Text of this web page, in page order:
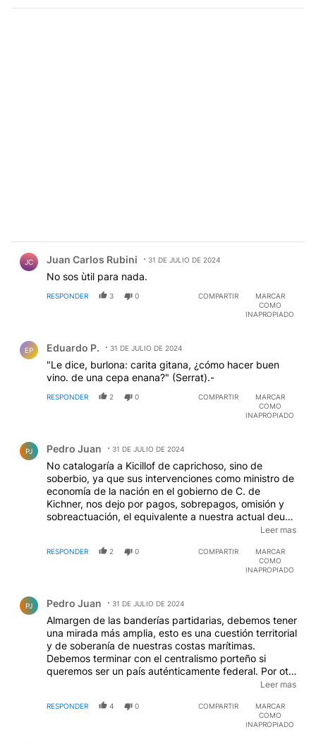
JC Juan Carlos Rubini 31 DE JULIO DE 2024
No sos ùtil para nada.
RESPONDER 3 0 COMPARTIR
MARCAR
COMO
INAPROPIADO
EP Eduardo P. 31 DE JULIO DE 2024
"Le dice, burlona: carita gitana, ¿cómo hacer buen
vino. de una cepa enana?" (Serrat).-
RESPONDER 2 0 COMPARTIR
MARCAR
COMO
INAPROPIADO
PJ Pedro Juan 31 DE JULIO DE 2024
No catalogaría a Kicillof de caprichoso, sino de
soberbio, ya que sus intervenciones como ministro de
economía de la nación en el gobierno de C. de
Kichner, nos dejo por pagos, sobrepagos, omisión y
sobreactuación, el equivalente a nuestra actual deuda
repita el mismo error en perjuicio de la provincia que
Leer mas
RESPONDER 2 0 COMPARTIR
MARCAR
COMO
INAPROPIADO
PJ Pedro Juan 31 DE JULIO DE 2024
Almargen de las banderías partidarias, debemos tener
una mirada más amplia, esto es una cuestión territorial
y de soberanía de nuestras costas marítimas.
Debemos terminar con el centralismo porteño si
queremos ser un país auténticamente federal. Por otro
lado es el primer puerto de envergadura que se
terminar con el eterno dragado, fuente de conflictos y
corrupción. Todo el sur argentino agradecido...
Leer mas
RESPONDER 4 0 COMPARTIR
MARCAR
COMO
INAPROPIADO